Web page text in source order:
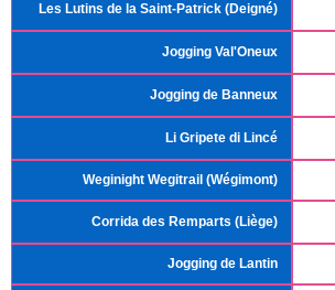
Les Lutins de la Saint-Patrick (Deigné)
Jogging Val'Oneux
Jogging de Banneux
Li Gripete di Lincé
Weginight Wegitrail (Wégimont)
Corrida des Remparts (Liège)
Jogging de Lantin